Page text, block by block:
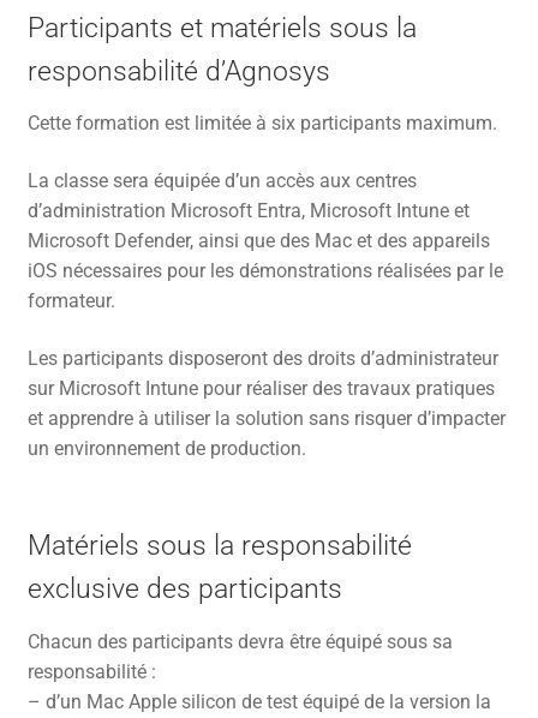
Participants et matériels sous la
responsabilité d’Agnosys
Cette formation est limitée à six participants maximum.
La classe sera équipée d’un accès aux centres
d’administration Microsoft Entra, Microsoft Intune et
Microsoft Defender, ainsi que des Mac et des appareils
iOS nécessaires pour les démonstrations réalisées par le
formateur.
Les participants disposeront des droits d’administrateur
sur Microsoft Intune pour réaliser des travaux pratiques
et apprendre à utiliser la solution sans risquer d’impacter
un environnement de production.
Matériels sous la responsabilité
exclusive des participants
Chacun des participants devra être équipé sous sa
responsabilité :
– d’un Mac Apple silicon de test équipé de la version la